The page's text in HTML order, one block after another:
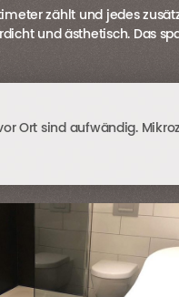
zählt und jedes
und ästhetisch. Das
Ort sind aufwändig.